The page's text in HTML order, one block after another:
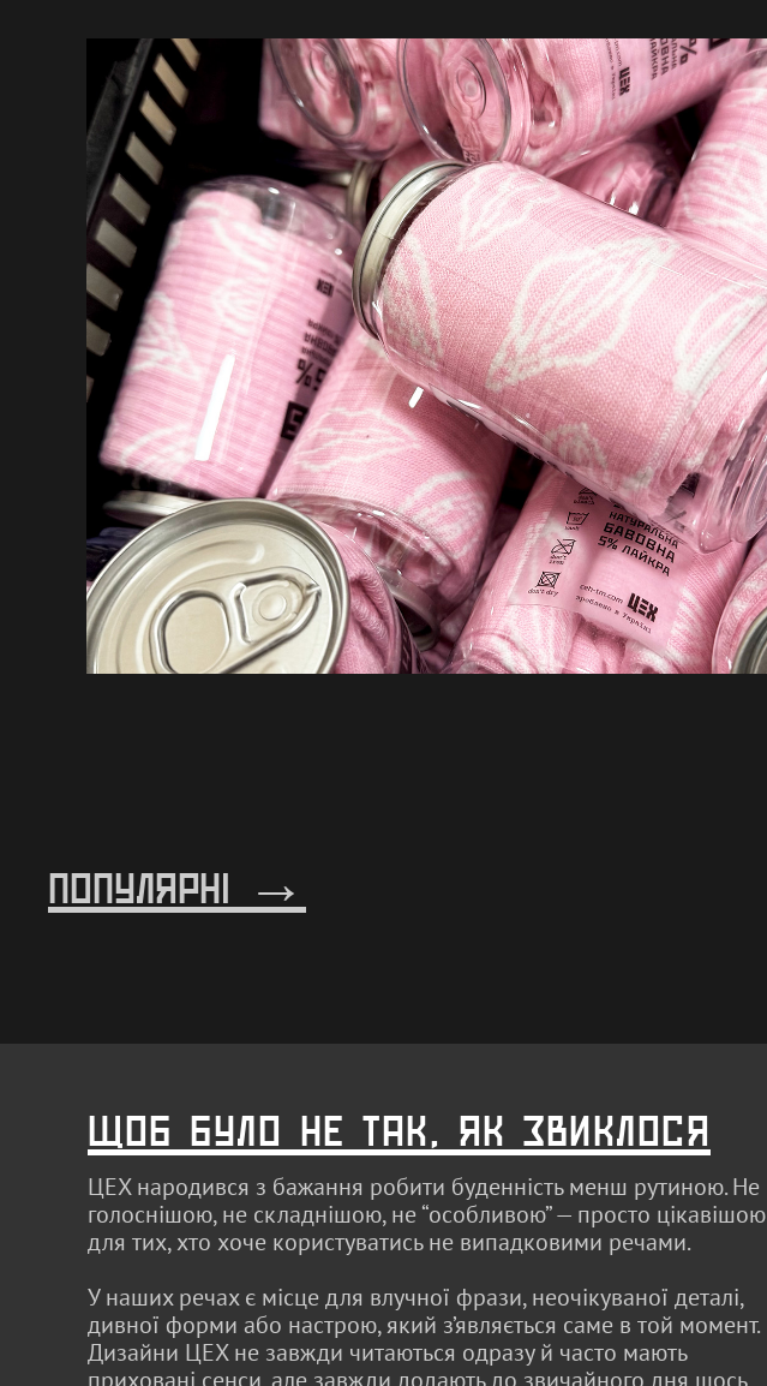
популярні →
щоб було не так, як звиклося
ЦЕХ народився з бажання робити буденність менш рутиною. Не
голоснішою, не складнішою, не “особливою” — просто цікавішою
для тих, хто хоче користуватись не випадковими речами.
У наших речах є місце для влучної фрази, неочікуваної деталі,
дивної форми або настрою, який з’являється саме в той момент.
Дизайни ЦЕХ не завжди читаються одразу й часто мають